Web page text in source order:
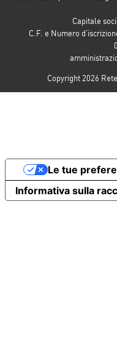
Capitale
C.F. e Numero
Copyright 2026
Informativa sulla
Le tue